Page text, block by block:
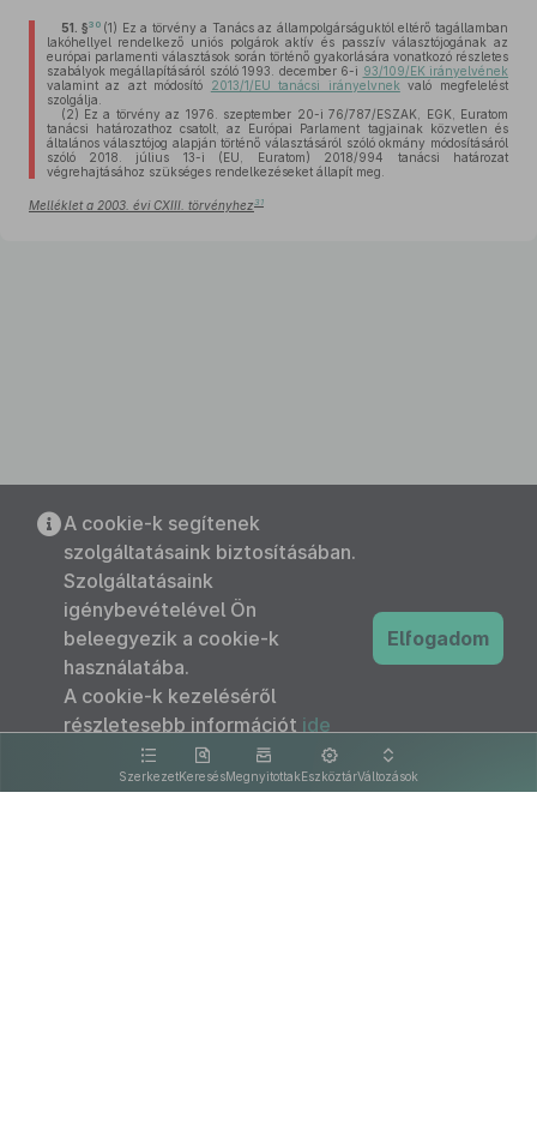
51. §30 (1) Ez a törvény a Tanács az állampolgárságuktól eltérő tagállamban
lakóhellyel rendelkező uniós polgárok aktív és passzív választójogának az
európai parlamenti választások során történő gyakorlására vonatkozó részletes
szabályok megállapításáról szóló 1993. december 6-i 93/109/EK irányelvének
valamint az azt módosító
2013/1/EU tanácsi irányelvnek való megfelelést
szolgálja.
(2) Ez a törvény az 1976. szeptember 20-i 76/787/ESZAK, EGK, Euratom
tanácsi határozathoz csatolt, az Európai Parlament tagjainak közvetlen és
általános választójog alapján történő választásáról szóló okmány módosításáról
szóló 2018. július 13-i (EU, Euratom) 2018/994 tanácsi határozat
végrehajtásához szükséges rendelkezéseket állapít meg.
Melléklet a 2003. évi CXIII. törvényhez 31
SzerkezetKeresésMegnyitottakEszköztárVáltozások
A cookie-k segítenek
szolgáltatásaink biztosításában.
Szolgáltatásaink
igénybevételével Ön
beleegyezik a cookie-k
használatába.
A cookie-k kezeléséről
részletesebb információt ide
kattintva olvashat.
Elfogadom